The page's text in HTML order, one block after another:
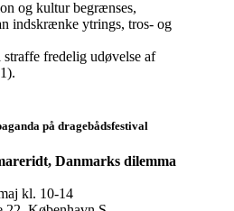
og kultur begrænses,
indskrænke ytrings, tros- og
straffe fredelig udøvelse af
på dragebådsfestival
Danmarks dilemma
kl. 10-14